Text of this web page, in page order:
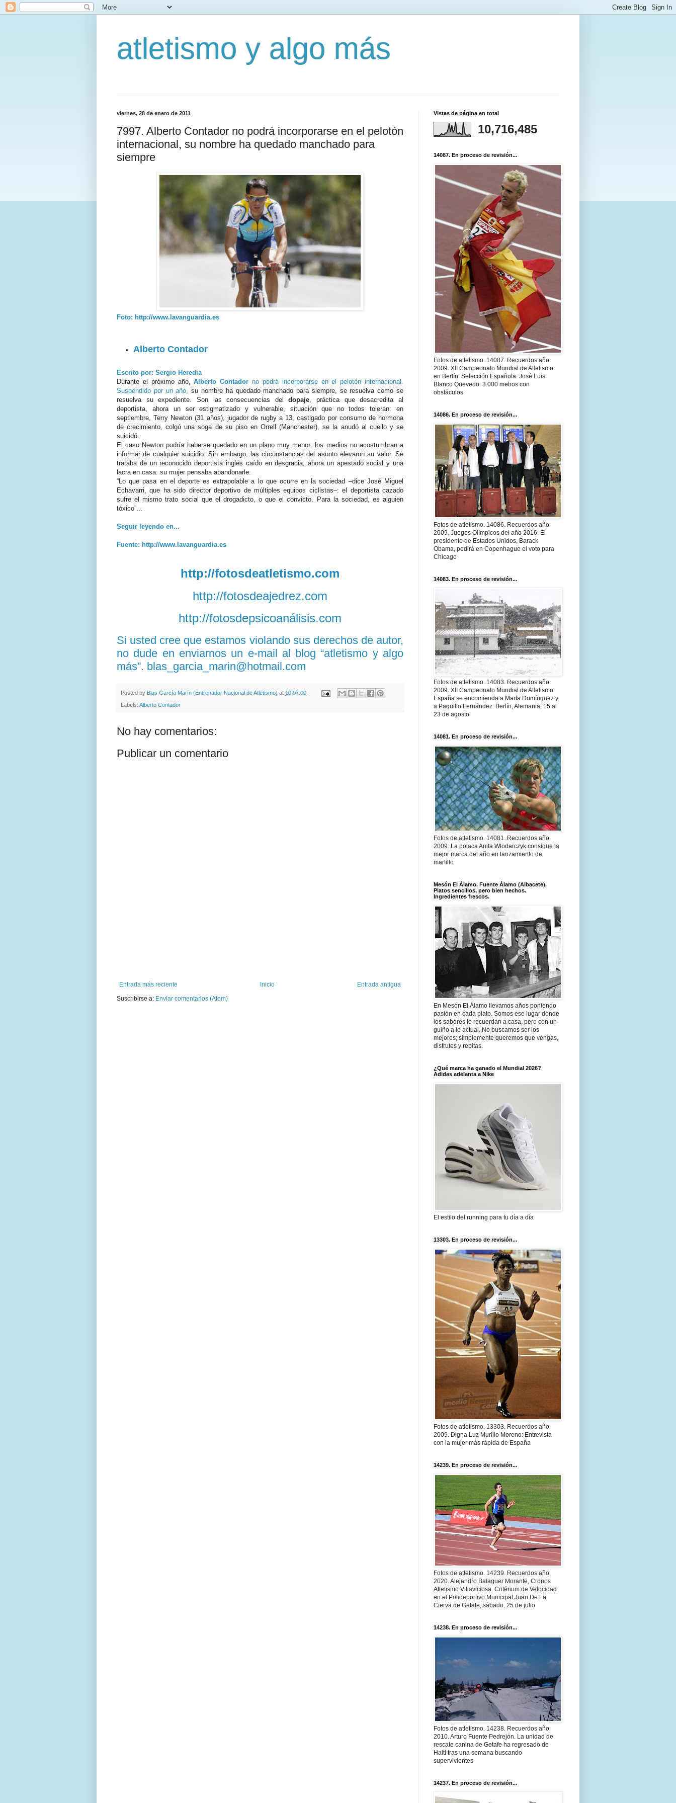
atletismo y algo más
viernes, 28 de enero de 2011
7997. Alberto Contador no podrá incorporarse en el pelotón
internacional, su nombre ha quedado manchado para
siempre
Foto: http://www.lavanguardia.es
Alberto Contador
Escrito por: Sergio Heredia
Durante el próximo año,Alberto Contador no podrá incorporarse en el pelotón internacional.
Suspendido por un año,
su nombre ha quedado manchado para siempre, se resuelva como se
resuelva su expediente. Son las consecuencias deldopaje , práctica que desacredita al
deportista, ahora un ser estigmatizado y vulnerable, situación que no todos toleran: en
septiembre, Terry Newton (31 años), jugador de rugby a 13, castigado por consumo de hormona
de crecimiento, colgó una soga de su piso en Orrell (Manchester), se la anudó al cuello y se
suicidó.
El caso Newton podría haberse quedado en un plano muy menor: los medios no acostumbran a
informar de cualquier suicidio. Sin embargo, las circunstancias del asunto elevaron su valor. Se
trataba de un reconocido deportista inglés caído en desgracia, ahora un apestado social y una
lacra en casa: su mujer pensaba abandonarle.
“Lo que pasa en el deporte es extrapolable a lo que ocurre en la sociedad –dice José Miguel
Echavarri, que ha sido director deportivo de múltiples equipos ciclistas–: el deportista cazado
sufre el mismo trato social que el drogadicto, o que el convicto. Para la sociedad, es alguien
tóxico”...
Seguir leyendo en...
Fuente: http://www.lavanguardia.es
http://fotosdeatletismo.com
http://fotosdeajedrez.com
http://fotosdepsicoanálisis.com
Si usted cree que estamos violando sus derechos de autor,
no dude en enviarnos un e-mail al blog “atletismo y algo
más”. blas_garcia_marin@hotmail.com
Posted by Blas García Marín (Entrenador Nacional de Atletismo) at 10:07:00
Labels: Alberto Contador
No hay comentarios:
Publicar un comentario
Entrada más reciente Entrada antigua
Inicio
Suscribirse a: Enviar comentarios (Atom)
Vistas de página en total
10,716,485
14087. En proceso de revisión...
Fotos de atletismo. 14087. Recuerdos año
2009. XII Campeonato Mundial de Atletismo
en Berlín. Selección Española. José Luis
Blanco Quevedo: 3.000 metros con
obstáculos
14086. En proceso de revisión...
Fotos de atletismo. 14086. Recuerdos año
2009. Juegos Olímpicos del año 2016. El
presidente de Estados Unidos, Barack
Obama, pedirá en Copenhague el voto para
Chicago
14083. En proceso de revisión...
Fotos de atletismo. 14083. Recuerdos año
2009. XII Campeonato Mundial de Atletismo.
España se encomienda a Marta Domínguez y
a Paquillo Fernández. Berlín, Alemania, 15 al
23 de agosto
14081. En proceso de revisión...
Fotos de atletismo. 14081. Recuerdos año
2009. La polaca Anita Wlodarczyk consigue la
mejor marca del año en lanzamiento de
martillo
Mesón El Álamo. Fuente Álamo (Albacete).
Platos sencillos, pero bien hechos.
Ingredientes frescos.
En Mesón El Álamo llevamos años poniendo
pasión en cada plato. Somos ese lugar donde
los sabores te recuerdan a casa, pero con un
guiño a lo actual. No buscamos ser los
mejores; simplemente queremos que vengas,
disfrutes y repitas.
¿Qué marca ha ganado el Mundial 2026?
Adidas adelanta a Nike
El estilo del running para tu día a día
13303. En proceso de revisión...
Fotos de atletismo. 13303. Recuerdos año
2009. Digna Luz Murillo Moreno: Entrevista
con la mujer más rápida de España
14239. En proceso de revisión...
Fotos de atletismo. 14239. Recuerdos año
2020. Alejandro Balaguer Morante, Cronos
Atletismo Villaviciosa. Critérium de Velocidad
en el Polideportivo Municipal Juan De La
Cierva de Getafe, sábado, 25 de julio
14238. En proceso de revisión...
Fotos de atletismo. 14238. Recuerdos año
2010. Arturo Fuente Pedrejón. La unidad de
rescate canina de Getafe ha regresado de
Haití tras una semana buscando
supervivientes
14237. En proceso de revisión...